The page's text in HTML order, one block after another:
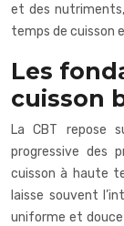
et des
temps de cuisson
Les
cuisson
La CBT repose
progressive des
cuisson à haute
laisse souvent
uniforme et